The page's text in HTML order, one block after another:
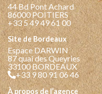
44 Bd Pont Achard
86000 POITIERS
+33 5 49 49 61 00
Site de Bordeaux
Espace DARWIN
87 quai des Queyries
33100 BORDEAUX
+33 9 80 91 06 46
à propos de l’agence